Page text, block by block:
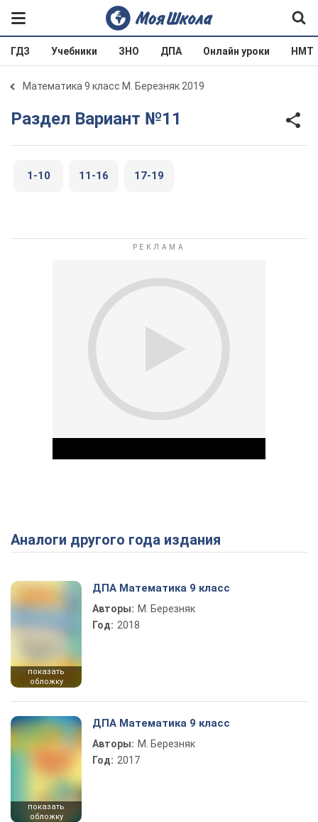
ГДЗ Учебники ЗНО ДПА Онлайн уроки НМТ
Математика 9 класс М. Березняк 2019
Раздел Вариант №11
1-10 11-16 17-19
Play Video
Аналоги другого года издания
показать
обложку
ДПА Математика 9 класс
Авторы: М. Березняк
Год: 2018
показать
обложку
ДПА Математика 9 класс
Авторы: М. Березняк
Год: 2017